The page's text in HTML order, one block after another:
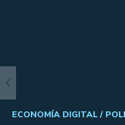
ECONOMÍA DIGITAL /